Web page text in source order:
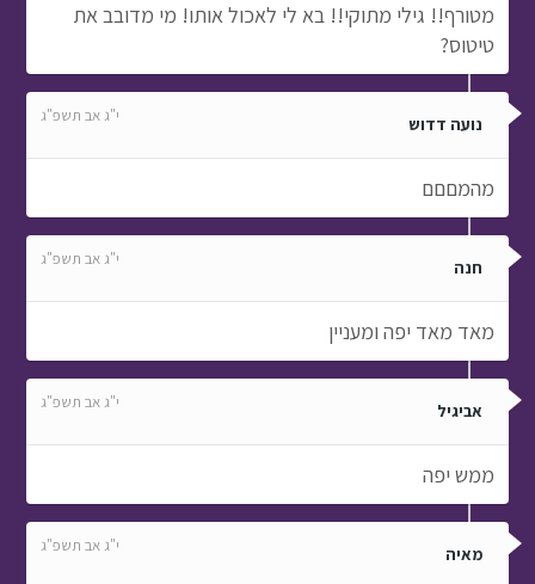
מטורף!! גילי מתוקי!! בא לי לאכול אותו! מי מדובב את
טיטוס?
נועה דדוש י"ג אב תשפ"ג
מהמםםם
חנה י"ג אב תשפ"ג
מאד מאד יפה ומעניין
אביגיל י"ג אב תשפ"ג
ממש יפה
מאיה י"ג אב תשפ"ג